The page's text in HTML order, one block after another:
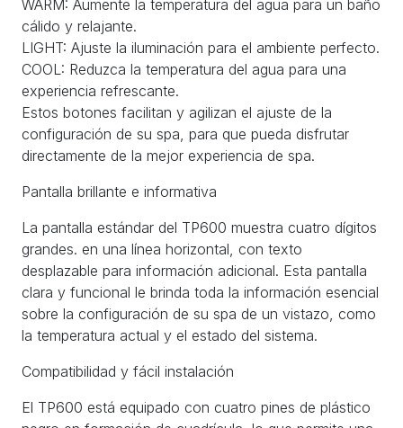
WARM: Aumente la temperatura del agua para un baño
cálido y relajante.
LIGHT: Ajuste la iluminación para el ambiente perfecto.
COOL: Reduzca la temperatura del agua para una
experiencia refrescante.
Estos botones facilitan y agilizan el ajuste de la
configuración de su spa, para que pueda disfrutar
directamente de la mejor experiencia de spa.
Pantalla brillante e informativa
La pantalla estándar del TP600 muestra cuatro dígitos
grandes. en una línea horizontal, con texto
desplazable para información adicional. Esta pantalla
clara y funcional le brinda toda la información esencial
sobre la configuración de su spa de un vistazo, como
la temperatura actual y el estado del sistema.
Compatibilidad y fácil instalación
El TP600 está equipado con cuatro pines de plástico